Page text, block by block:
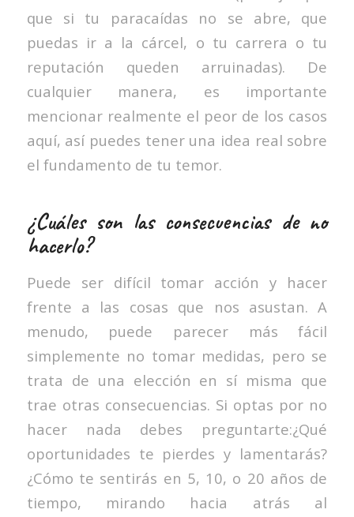
que si tu paracaídas no se abre, que
puedas ir a la cárcel, o tu carrera o tu
reputación queden arruinadas). De
cualquier manera, es importante
mencionar realmente el peor de los casos
aquí, así puedes tener una idea real sobre
el fundamento de tu temor.
¿Cuáles son las consecuencias de no
hacerlo?
Puede ser difícil tomar acción y hacer
frente a las cosas que nos asustan. A
menudo, puede parecer más fácil
simplemente no tomar medidas, pero se
trata de una elección en sí misma que
trae otras consecuencias. Si optas por no
hacer nada debes preguntarte:¿Qué
oportunidades te pierdes y lamentarás?
¿Cómo te sentirás en 5, 10, o 20 años de
tiempo, mirando hacia atrás al